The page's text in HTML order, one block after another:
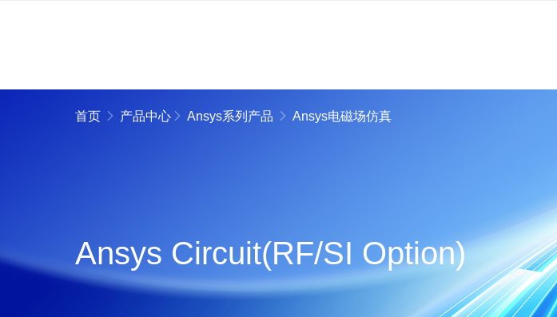
Ansys Circuit(RF/SI Option)
首页 产品中心 Ansys系列产品 Ansys电磁场仿真